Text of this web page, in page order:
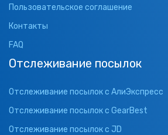
Пользовательское соглашение
Контакты
FAQ
Отслеживание посылок
Отслеживание посылок с АлиЭкспресс
Отслеживание посылок с GearBest
Отслеживание посылок с JD